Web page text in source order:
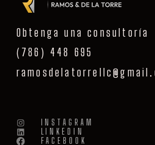
Obtenga una consultoría
(786) 448 695
INSTAGRAM
LINKEDIN
FACEBOOK